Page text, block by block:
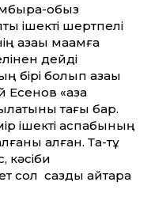
қобыз
ішекті шертпелі
қазақы мақамға
дейді
бірі болып қазақы
«қазақ
тағы бар.
ішекті аспабының
қалған. Тақ-тұқ
кәсіби
сол сазды қайтара